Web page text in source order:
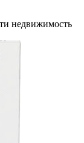
недвижимость